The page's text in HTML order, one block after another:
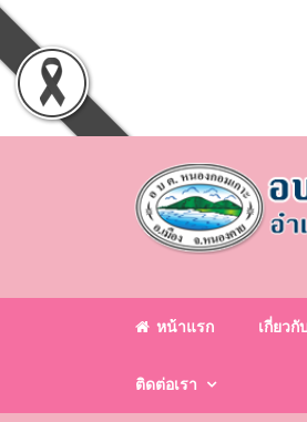
หน้าแรก เกี่ยวกั
ติดต่อเรา